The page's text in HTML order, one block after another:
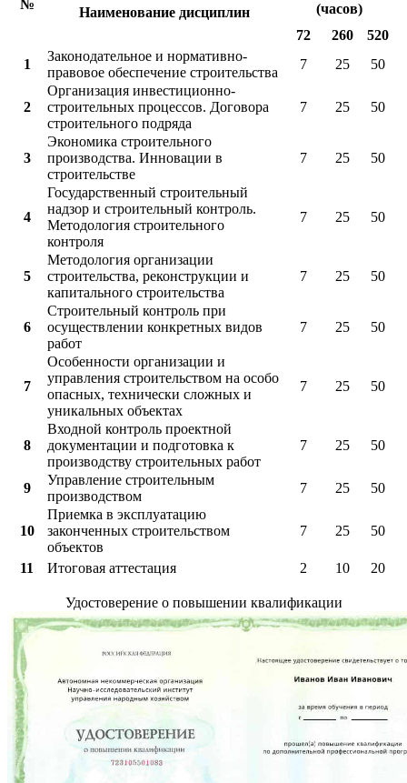
№
Наименование дисциплин
(часов)
72
260
520
1
Законодательное и нормативно-
правовое обеспечение строительства
7 25 50
2
Организация инвестиционно-
строительных процессов. Договора
строительного подряда
7 25 50
3
Экономика строительного
производства. Инновации в
строительстве
7 25 50
4
Государственный строительный
надзор и строительный контроль.
Методология строительного
контроля
7 25 50
5
Методология организации
строительства, реконструкции и
капитального строительства
7 25 50
6
Строительный контроль при
осуществлении конкретных видов
работ
7 25 50
7
Особенности организации и
управления строительством на особо
опасных, технически сложных и
уникальных объектах
7 25 50
8
Входной контроль проектной
документации и подготовка к
производству строительных работ
7 25 50
9
Управление строительным
производством
7 25 50
10
Приемка в эксплуатацию
законченных строительством
объектов
7 25 50
11 Итоговая аттестация 2 10 20
Удостоверение о повышении квалификации